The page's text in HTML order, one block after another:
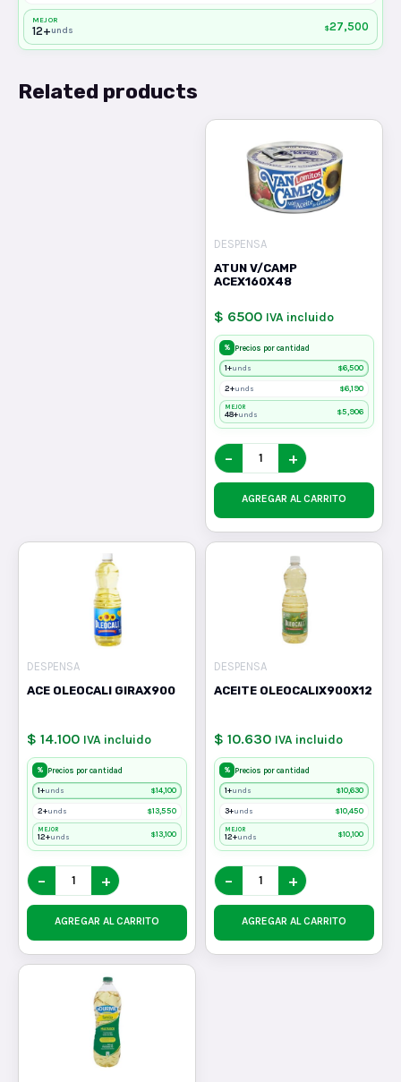
MEJOR
12+unds $27,500
Related products
DESPENSA
ATUN V/CAMP
ACEX160X48
$ 6500 IVA incluido
% Precios por cantidad
1+unds $6,500
2+unds $6,190
MEJOR
48+unds $5,906
− +
AGREGAR AL CARRITO
DESPENSA
ACE OLEOCALI GIRAX900
$ 14.100 IVA incluido
% Precios por cantidad
1+unds $14,100
2+unds $13,550
MEJOR
12+unds $13,100
− +
AGREGAR AL CARRITO
DESPENSA
ACEITE OLEOCALIX900X12
$ 10.630 IVA incluido
% Precios por cantidad
1+unds $10,630
3+unds $10,450
MEJOR
12+unds $10,100
− +
AGREGAR AL CARRITO